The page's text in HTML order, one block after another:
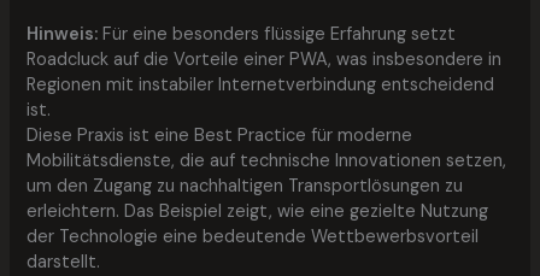
Hinweis: Für eine besonders flüssige Erfahrung setzt
Roadcluck auf die Vorteile einer PWA, was insbesondere in
Regionen mit instabiler Internetverbindung entscheidend
ist.
Diese Praxis ist eine Best Practice für moderne
Mobilitätsdienste, die auf technische Innovationen setzen,
um den Zugang zu nachhaltigen Transportlösungen zu
erleichtern. Das Beispiel zeigt, wie eine gezielte Nutzung
der Technologie eine bedeutende Wettbewerbsvorteil
darstellt.